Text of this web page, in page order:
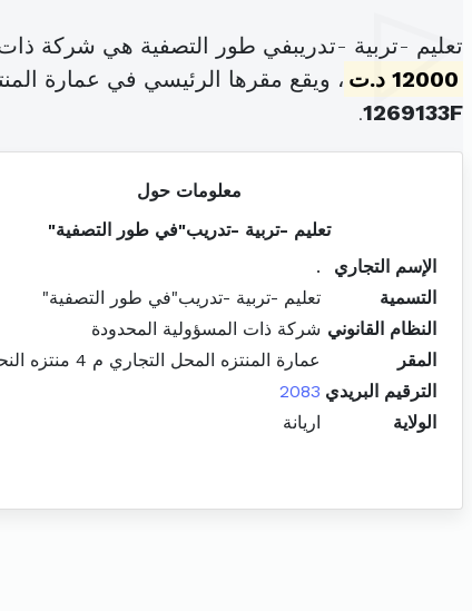
تعليم -تربية -تدريبفي طور التصفية هي شركة
12000 د.ت
، ويقع مقرها الرئيسي في عمارة المنتزه المحل
1269133F
.
معلومات حول
تعليم -تربية -تدريب"في طور التصفية"
الإسم التجاري
.
التسمية
تعليم -تربية -تدريب"في طور التصفية"
النظام القانوني شركة ذات المسؤولية المحدودة
المقر
عمارة المنتزه المحل التجاري م 4 منتزه النحلي رواد
الترقيم البريدي 2083
الولاية
اريانة